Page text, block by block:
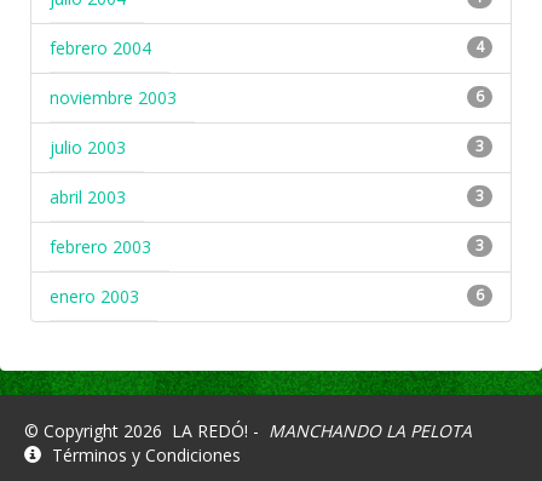
febrero 2004 4
noviembre 2003 6
julio 2003 3
abril 2003 3
febrero 2003 3
enero 2003 6
© Copyright 2026 LA REDÓ! - MANCHANDO LA PELOTA
Términos y Condiciones